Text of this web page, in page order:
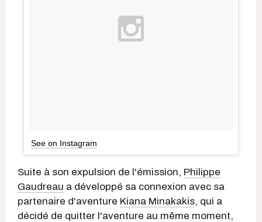
See on Instagram
Suite à son expulsion de l'émission, Philippe
Gaudreau a développé sa connexion avec sa
partenaire d'aventure Kiana Minakakis, qui a
décidé de quitter l'aventure au même moment,